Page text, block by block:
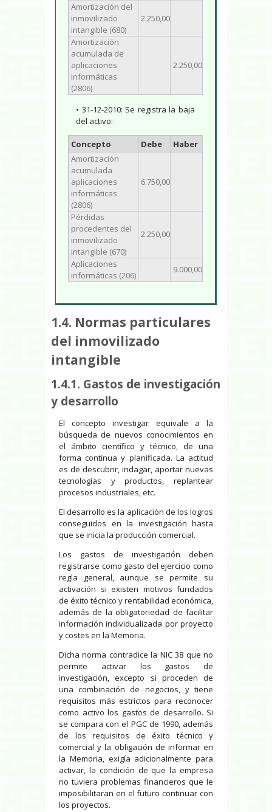
Amortización del
inmovilizado
intangible (680)
2.250,00
Amortización
acumulada de
aplicaciones
informáticas
(2806)
2.250,00
• 31-12-2010: Se registra la baja
del activo:
Concepto Debe
Haber
Amortización
acumulada
aplicaciones
informáticas
(2806)
6.750,00
Pérdidas
procedentes del
inmovilizado
intangible (670)
2.250,00
Aplicaciones
informáticas (206)
9.000,00
1.4. Normas particulares
del inmovilizado
intangible
1.4.1. Gastos de investigación
y desarrollo
El concepto
investigar equivale a la
búsqueda de nuevos conocimientos en
el ámbito científico y técnico, de una
forma continua y planificada. La actitud
es de descubrir, indagar, aportar nuevas
tecnologías y productos, replantear
procesos industriales, etc.
El desarrollo es la aplicación de los logros
conseguidos en la investigación hasta
que se inicia la producción comercial.
Los gastos de investigación deben
registrarse como gasto del ejercicio como
regla general, aunque se permite su
activación si existen motivos fundados
de éxito técnico y rentabilidad económica,
además de la obligatoriedad de facilitar
información individualizada por proyecto
y costes en la Memoria.
Dicha norma contradice la NIC 38 que no
permite activar los gastos de
investigación, excepto si proceden de
una combinación de negocios, y tiene
requisitos más estrictos para reconocer
como activo los gastos de desarrollo. Si
se compara con el PGC de 1990, además
de los requisitos de éxito técnico y
comercial y la obligación de informar en
la Memoria, exigía adicionalmente para
activar, la condición de que la empresa
no tuviera problemas financieros que le
imposibilitaran en el futuro continuar con
los proyectos.